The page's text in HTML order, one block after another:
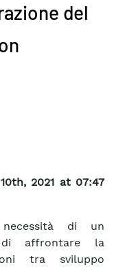
del
2021 at 07:47
necessità di un
di affrontare la
tra sviluppo